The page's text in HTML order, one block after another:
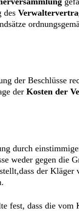
des
der Beschlüsse
der Kosten der
durch
weder gegen die
der Kläger
fest, dass die vom